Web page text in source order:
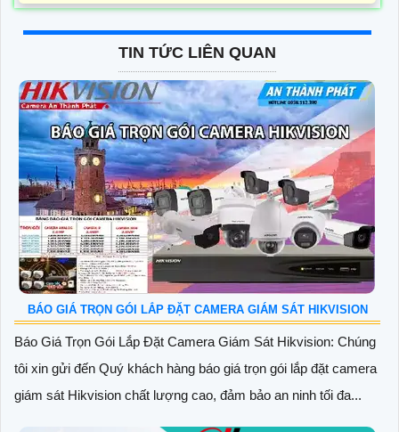
TIN TỨC LIÊN QUAN
BÁO GIÁ TRỌN GÓI LẮP ĐẶT CAMERA GIÁM SÁT HIKVISION
Báo Giá Trọn Gói Lắp Đặt Camera Giám Sát Hikvision: Chúng
tôi xin gửi đến Quý khách hàng báo giá trọn gói lắp đặt camera
giám sát Hikvision chất lượng cao, đảm bảo an ninh tối đa...